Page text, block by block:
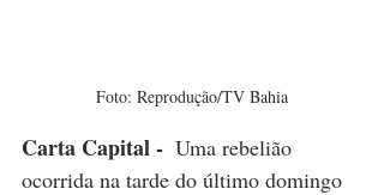
Foto: Reprodução/TV Bahia
Carta Capital - Uma rebelião
ocorrida na tarde do último domingo